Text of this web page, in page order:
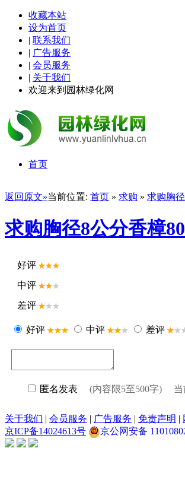
收藏本站
设为首页
| 联系我们
| 广告服务
| 会员服务
| 关于我们
欢迎来到园林绿化网
首页
返回原文»当前位置: 首页 » 求购 » 求购胸
求购胸径8公分香樟
好评
中评
差评
好评 中评 差评
匿名发表 (内容限5至500字) 当
关于我们 | 会员服务 | 广告服务 | 免责声明 |
京ICP备14024613号
京公网安备